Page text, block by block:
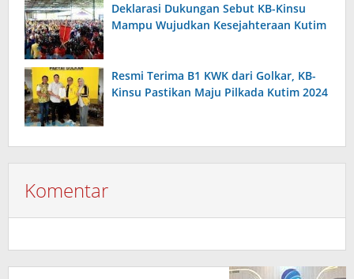
Deklarasi Dukungan Sebut KB-Kinsu
Mampu Wujudkan Kesejahteraan Kutim
Resmi Terima B1 KWK dari Golkar, KB-
Kinsu Pastikan Maju Pilkada Kutim 2024
Komentar